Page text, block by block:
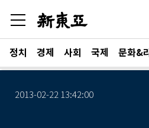
정치 경제 사회 국제 문화&
2013-02-22 13:42:00